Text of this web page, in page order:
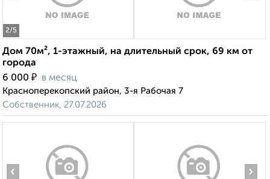
2/5
Дом 70м², 1-этажный, на длительный срок, 69 км от
города
6 000 ₽ в месяц
Красноперекопский район, 3-я Рабочая 7
Собственник, 27.07.2026
‹ ›